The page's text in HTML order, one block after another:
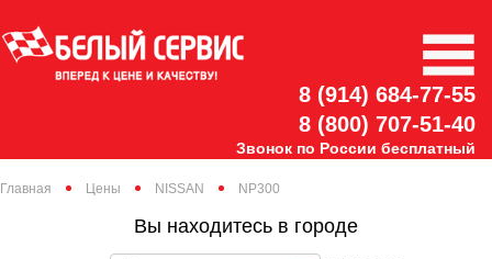
8 (914) 684-77-55
8 (800) 707-51-40
Звонок по России бесплатный
Главная Цены NISSAN NP300
Вы находитесь в городе